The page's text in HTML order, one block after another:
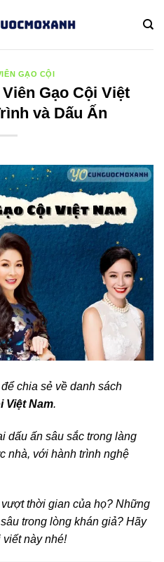
GẠO CỘI
Gạo Cội Việt
và Dấu Ấn
chia sẻ về danh sách
Việt Nam.
dấu ấn sâu sắc trong làng
nhà, với hành trình nghệ
thời gian của họ? Những
trong lòng khán giả? Hãy
viết này nhé!